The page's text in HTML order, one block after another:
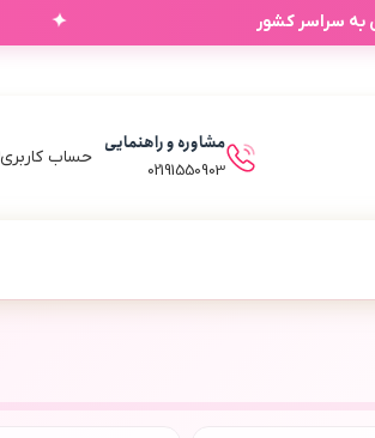
به سراسر کشور
بر اساس انتخاب‌های شما ✦
مشاوره و راهنمایی
02191550903
حساب کاربری